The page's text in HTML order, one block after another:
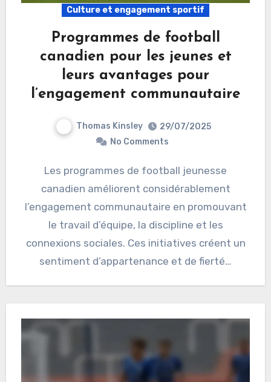
Culture et engagement sportif
Programmes de football
canadien pour les jeunes et
leurs avantages pour
l’engagement communautaire
Thomas Kinsley
29/07/2025
No Comments
Les programmes de football jeunesse
canadien améliorent considérablement
l’engagement communautaire en promouvant
le travail d’équipe, la discipline et les
connexions sociales. Ces initiatives créent un
sentiment d’appartenance et de fierté…